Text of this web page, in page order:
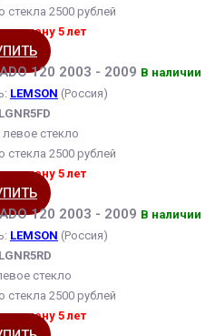
стекла 2500 рублей
замену 5 лет
120 2003 - 2009 В наличии
LEMSON (Россия)
стекло
стекла 2500 рублей
замену 5 лет
120 2003 - 2009 В наличии
LEMSON (Россия)
стекло
стекла 2500 рублей
замену 5 лет